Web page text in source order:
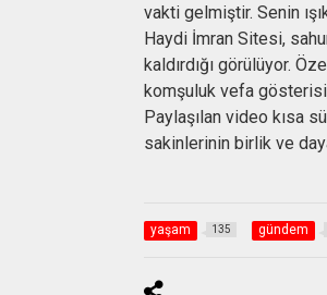
vakti gelmiştir. Senin
Haydi İmran Sitesi,
kaldırdığı görülüyor.
komşuluk vefa
Paylaşılan video kısa
sakinlerinin birlik ve
yaşam 135 gündem